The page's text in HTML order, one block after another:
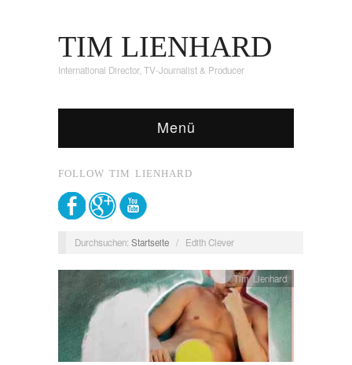
TIM LIENHARD
International Director, TV-Journalist & Producer
Menü
FOLLOW TIM LIENHARD
Durchsuchen: Startseite / Edith Clever
Tim Lienhard